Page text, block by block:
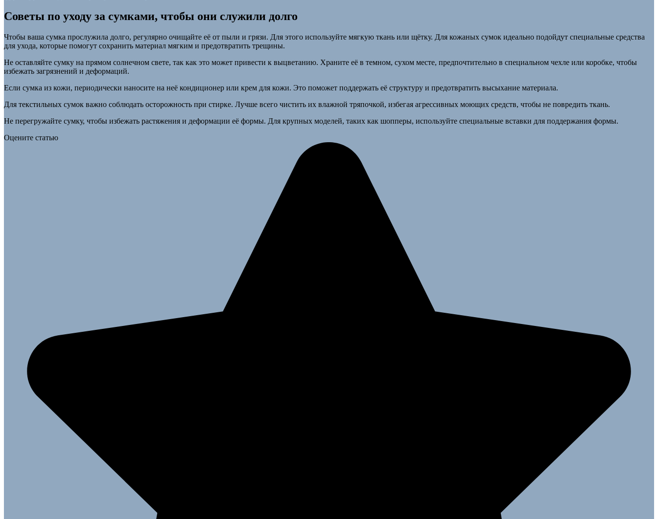
Советы по уходу за сумками, чтобы они служили долго
Чтобы ваша сумка прослужила долго, регулярно очищайте её от пыли и грязи. Для этого используйте мягкую ткань или щётку. Для кожаных сумок идеально подойдут специальные средства
для ухода, которые помогут сохранить материал мягким и предотвратить трещины.
Не оставляйте сумку на прямом солнечном свете, так как это может привести к выцветанию. Храните её в темном, сухом месте, предпочтительно в специальном чехле или коробке, чтобы
избежать загрязнений и деформаций.
Если сумка из кожи, периодически наносите на неё кондиционер или крем для кожи. Это поможет поддержать её структуру и предотвратить высыхание материала.
Для текстильных сумок важно соблюдать осторожность при стирке. Лучше всего чистить их влажной тряпочкой, избегая агрессивных моющих средств, чтобы не повредить ткань.
Не перегружайте сумку, чтобы избежать растяжения и деформации её формы. Для крупных моделей, таких как шопперы, используйте специальные вставки для поддержания формы.
Оцените статью